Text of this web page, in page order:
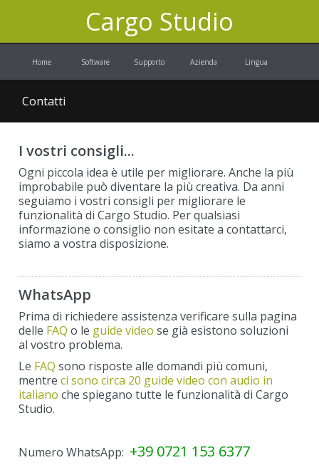
Cargo Studio
Home Software Supporto Azienda Lingua
Contatti
I vostri consigli...
Ogni piccola idea è utile per migliorare. Anche la più
improbabile può diventare la più creativa. Da anni
seguiamo i vostri consigli per migliorare le
funzionalità di Cargo Studio. Per qualsiasi
informazione o consiglio non esitate a contattarci,
siamo a vostra disposizione.
WhatsApp
Prima di richiedere assistenza verificare sulla pagina
delle FAQ o le guide video se già esistono soluzioni
al vostro problema.
Le FAQ sono risposte alle domandi più comuni,
mentreci sono circa 20 guide video con audio in
italiano che spiegano tutte le funzionalità di Cargo
Studio.
Numero WhatsApp: +39 0721 153 6377